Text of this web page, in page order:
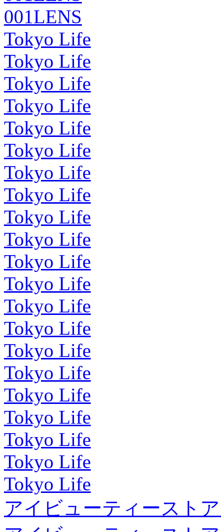
001LENS
Tokyo Life
Tokyo Life
Tokyo Life
Tokyo Life
Tokyo Life
Tokyo Life
Tokyo Life
Tokyo Life
Tokyo Life
Tokyo Life
Tokyo Life
Tokyo Life
Tokyo Life
Tokyo Life
Tokyo Life
Tokyo Life
Tokyo Life
Tokyo Life
Tokyo Life
Tokyo Life
Tokyo Life
アイビューティースト